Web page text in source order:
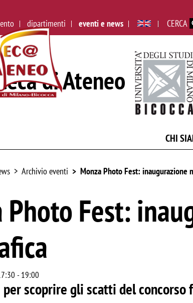
dipartimenti eventi e news CERCA
di Ateneo
CHI
Archivio eventi Monza Photo Fest: inaugurazione
Photo Fest:
-19:00
scoprire gli scatti del